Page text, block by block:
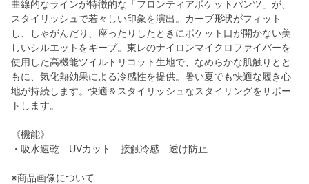
曲線的なラインが特徴的な「フロンティアポケットパンツ」が、
スタイリッシュで若々しい印象を演出。カーブ形状がフィット
し、しゃがんだり、座ったりしたときにポケット口が開かない美
しいシルエットをキープ。東レのナイロンマイクロファイバーを
使用した高機能ツイルトリコット生地で、なめらかな肌触りとと
もに、気化熱効果による冷感性を提供。暑い夏でも快適な履き心
地が持続します。快適＆スタイリッシュなスタイリングをサポー
トします。
《機能》
・吸水速乾 UVカット 接触冷感 透け防止
※商品画像について